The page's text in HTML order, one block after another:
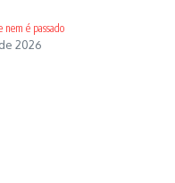
de Direito da PUC de
nem é passado
2026